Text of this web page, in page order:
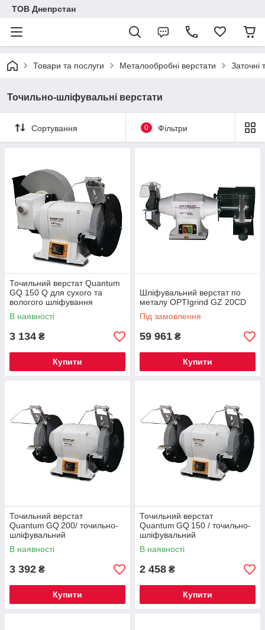
ТОВ Днепрстан
Товари та послуги Металообробні верстати Заточні
Точильно-шліфувальні верстати
Сортування 0 Фільтри
Точильний верстат Quantum
GQ 150 Q для сухого та
вологого шліфування
В наявності
3 134 ₴
Купити
Шліфувальний верстат по
металу OPTIgrind GZ 20CD
Під замовлення
59 961 ₴
Купити
Точильний верстат
Quantum GQ 200/ точильно-
шліфувальний
В наявності
3 392 ₴
Купити
Точильний верстат
Quantum GQ 150 / точильно-
шліфувальний
В наявності
2 458 ₴
Купити